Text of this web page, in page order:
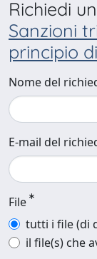
Richiedi
Sanzioni
principio
Nome del
E-mail del
File
tutti i file (di
il file(s) che